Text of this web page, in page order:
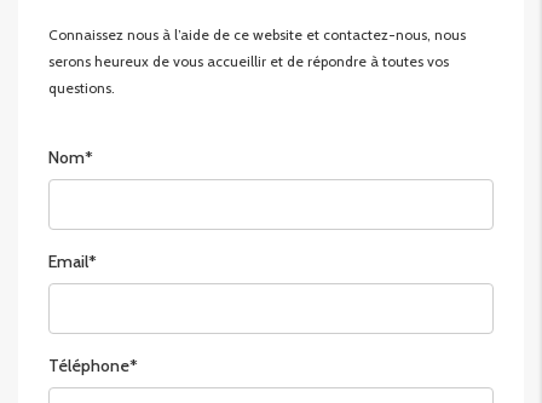
Connaissez nous à l’aide de ce website et contactez-nous, nous
serons heureux de vous accueillir et de répondre à toutes vos
questions.
Nom*
Email*
Téléphone*